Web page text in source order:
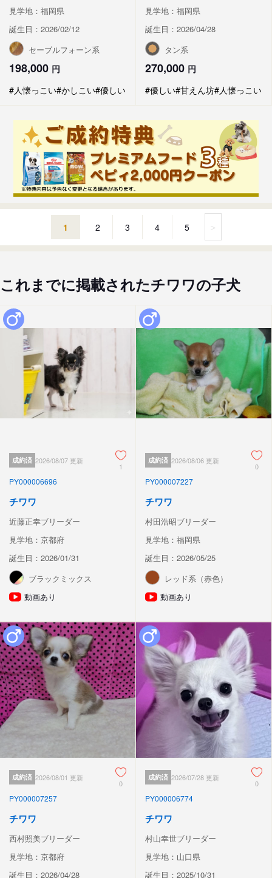
見学地：福岡県
誕生日：2026/02/12
セーブルフォーン系
198,000 円
#人懐っこい#かしこい#優しい
見学地：福岡県
誕生日：2026/04/28
タン系
270,000 円
#優しい#甘えん坊#人懐っこい
1 2 3 4 5 ＞
これまでに掲載されたチワワの子犬
成約済 2026/08/07 更新
1
PY000006696
チワワ
近藤正幸ブリーダー
見学地：京都府
誕生日：2026/01/31
ブラックミックス
動画あり
成約済 2026/08/06 更新
0
PY000007227
チワワ
村田浩昭ブリーダー
見学地：福岡県
誕生日：2026/05/25
レッド系（赤色）
動画あり
成約済 2026/08/01 更新
0
PY000007257
チワワ
西村照美ブリーダー
見学地：京都府
誕生日：2026/04/28
成約済 2026/07/28 更新
0
PY000006774
チワワ
村山幸世ブリーダー
見学地：山口県
誕生日：2025/10/31